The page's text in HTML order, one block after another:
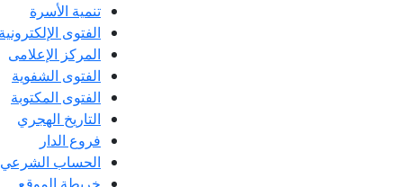
تنمية الأسرة
الفتوى الإلكترونية
المركز الإعلامى
الفتوى الشفوية
الفتوى المكتوبة
التاريخ الهجري
فروع الدار
الحساب الشرعي